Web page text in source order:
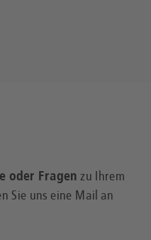
oder Fragen zu Ihrem
Sie uns eine Mail an